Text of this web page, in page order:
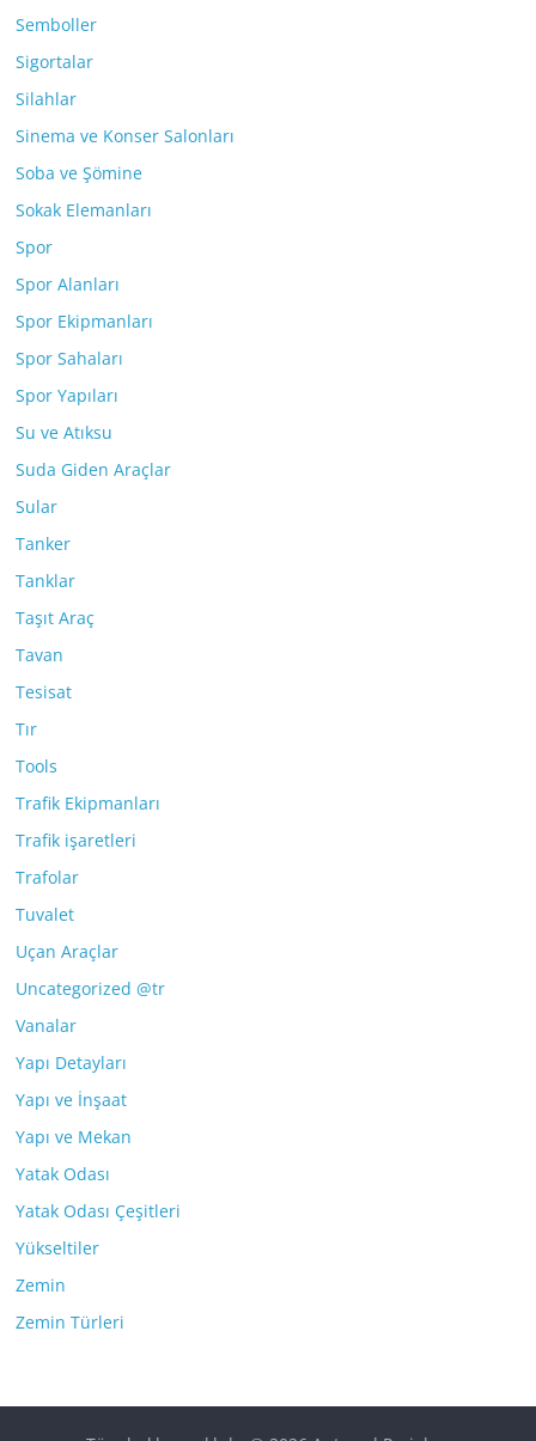
Semboller
Sigortalar
Silahlar
Sinema ve Konser Salonları
Soba ve Şömine
Sokak Elemanları
Spor
Spor Alanları
Spor Ekipmanları
Spor Sahaları
Spor Yapıları
Su ve Atıksu
Suda Giden Araçlar
Sular
Tanker
Tanklar
Taşıt Araç
Tavan
Tesisat
Tır
Tools
Trafik Ekipmanları
Trafik işaretleri
Trafolar
Tuvalet
Uçan Araçlar
Uncategorized @tr
Vanalar
Yapı Detayları
Yapı ve İnşaat
Yapı ve Mekan
Yatak Odası
Yatak Odası Çeşitleri
Yükseltiler
Zemin
Zemin Türleri